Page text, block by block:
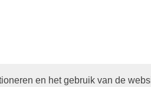
en het gebruik van de